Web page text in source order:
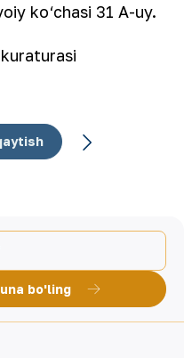
ko‘chasi 31 A-uy.
bo'ling